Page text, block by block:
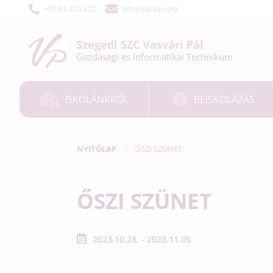
+36-62 425-322 info@vasvari.org
Szegedi SZC Vasvári Pál
Gazdasági és Informatikai Technikum
ISKOLÁNKRÓL BEISKOLÁZÁS
NYITÓLAP ŐSZI SZÜNET
ŐSZI SZÜNET
2023.10.28. - 2023.11.05.